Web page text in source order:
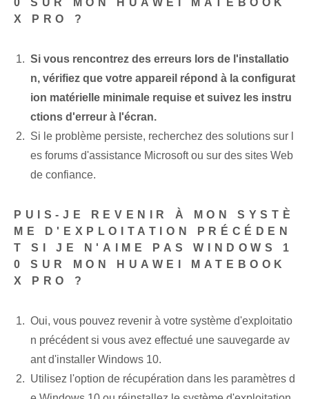
0 SUR MON HUAWEI MATEBOOK
X PRO ?
Si vous rencontrez des erreurs lors de l'installatio
n, vérifiez que votre appareil répond à la configurat
ion matérielle minimale requise et suivez les instru
ctions d'erreur à l'écran.
Si le problème persiste, recherchez des solutions sur l
es forums d'assistance Microsoft ou sur des sites Web
de confiance.
PUIS-JE REVENIR À MON SYSTÈ
ME D'EXPLOITATION PRÉCÉDEN
T SI JE N'AIME PAS WINDOWS 1
0 SUR MON HUAWEI MATEBOOK
X PRO ?
Oui, vous pouvez revenir à votre système d'exploitatio
n précédent si vous avez effectué une sauvegarde av
ant d'installer Windows 10.
Utilisez l'option de récupération dans les paramètres d